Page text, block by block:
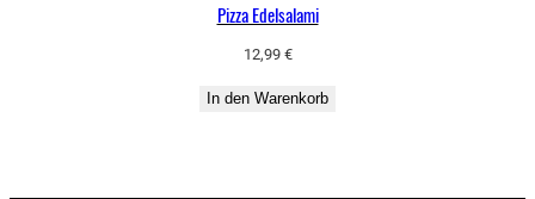
Pizza Edelsalami
12,99 €
In den Warenkorb